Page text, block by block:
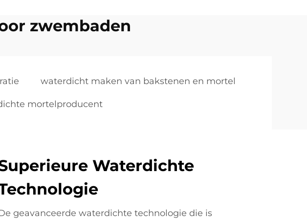
zwembaden
waterdicht maken van bakstenen en mortel
mortelproducent
Waterdichte
geavanceerde waterdichte technologie die is